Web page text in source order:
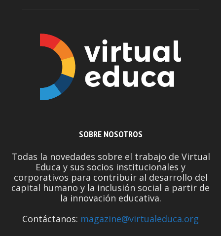
SOBRE NOSOTROS
Todas la novedades sobre el trabajo de Virtual
Educa y sus socios institucionales y
corporativos para contribuir al desarrollo del
capital humano y la inclusión social a partir de
la innovación educativa.
Contáctanos: magazine@virtualeduca.org